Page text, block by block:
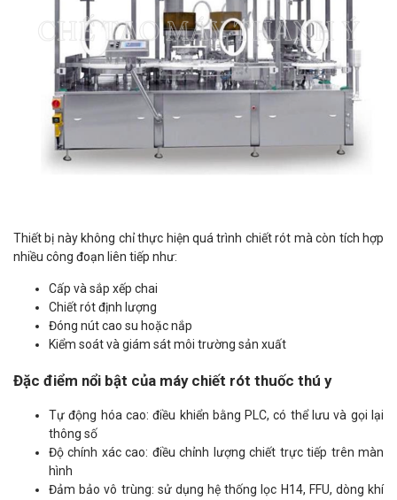
Thiết bị này không chỉ thực hiện quá trình chiết rót mà còn tích hợp
nhiều công đoạn liên tiếp như:
Cấp và sắp xếp chai
Chiết rót định lượng
Đóng nút cao su hoặc nắp
Kiểm soát và giám sát môi trường sản xuất
Đặc điểm nổi bật của máy chiết rót thuốc thú y
Tự động hóa cao: điều khiển bằng PLC, có thể lưu và gọi lại
thông số
Độ chính xác cao: điều chỉnh lượng chiết trực tiếp trên màn
hình
Đảm bảo vô trùng: sử dụng hệ thống lọc H14, FFU, dòng khí